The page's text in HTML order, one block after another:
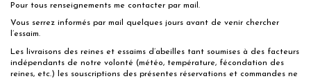
Pour tous renseignements me contacter par mail.
Vous serrez informés par mail quelques jours avant de venir chercher
l’essaim.
Les livraisons des reines et essaims d’abeilles tant soumises à des facteurs
indépendants de notre volonté (météo, température, fécondation des
reines, etc.) les souscriptions des présentes réservations et commandes ne